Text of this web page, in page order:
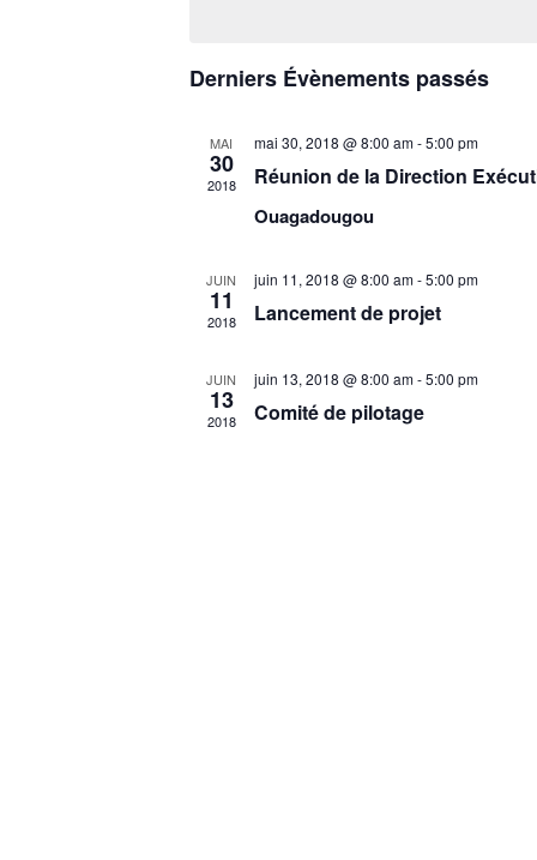
Derniers Évènements passés
MAI
30
2018
mai 30, 2018 @ 8:00 am-5:00 pm
Réunion de la Direction
Ouagadougou
JUIN
11
2018
juin 11, 2018 @ 8:00 am-5:00 pm
Lancement de projet
JUIN
13
2018
juin 13, 2018 @ 8:00 am-5:00 pm
Comité de pilotage